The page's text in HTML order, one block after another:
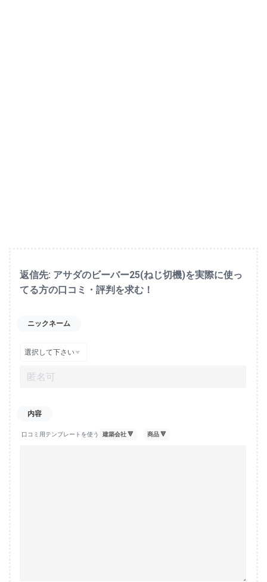
返信先: アサダのビーバー25(ねじ切機)を実際に使っ
てる方の口コミ・評判を求む！
ニックネーム
口コミ用テンプレートを使う